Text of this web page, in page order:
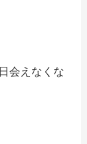
会えなくな